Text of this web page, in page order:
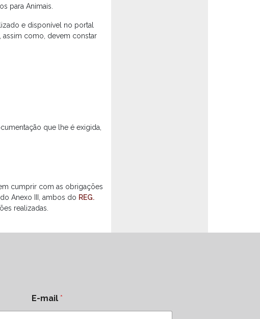
para Animais.
e disponível no portal
assim como, devem constar
que lhe é exigida,
cumprir com as obrigações
Anexo III, ambos do REG.
realizadas.
E-mail*